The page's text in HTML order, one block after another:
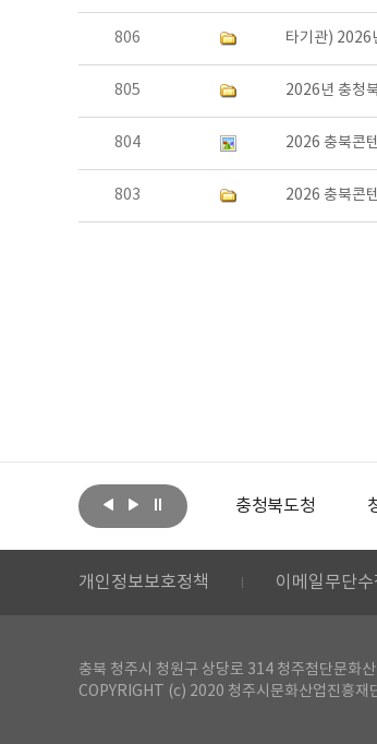
806 타기관) 2026
805 2026년 충청
804 2026 충북콘
803 2026 충북콘
문화체육관광부 충청북도청
개인정보보호정책 이메일무단
충북 청주시 청원구 상당로 314 청주첨단문
COPYRIGHT (c) 2020 청주시문화산업진흥재